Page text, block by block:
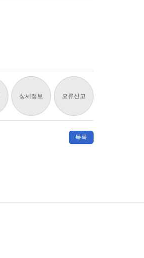
상세정보 오류신고
목록